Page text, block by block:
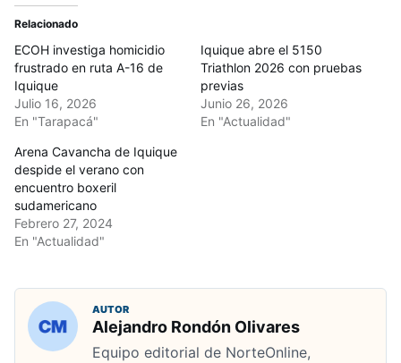
Relacionado
ECOH investiga homicidio
frustrado en ruta A-16 de
Iquique
Julio 16, 2026
En "Tarapacá"
Iquique abre el 5150
Triathlon 2026 con pruebas
previas
Junio 26, 2026
En "Actualidad"
Arena Cavancha de Iquique
despide el verano con
encuentro boxeril
sudamericano
Febrero 27, 2024
En "Actualidad"
AUTOR
Alejandro Rondón Olivares
Equipo editorial de NorteOnline,